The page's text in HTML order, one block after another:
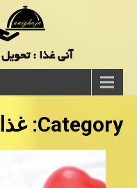
آنی غذا : تحویل
Category: غذا